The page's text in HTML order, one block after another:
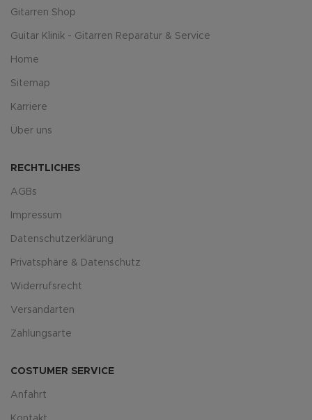
Gitarren Shop
Guitar Klinik - Gitarren Reparatur & Service
Home
Sitemap
Karriere
Über uns
RECHTLICHES
AGBs
Impressum
Datenschutzerklärung
Privatsphäre & Datenschutz
Widerrufsrecht
Versandarten
Zahlungsarte
COSTUMER SERVICE
Anfahrt